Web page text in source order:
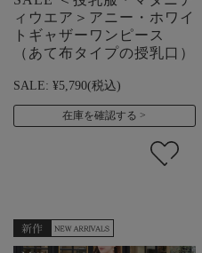
ィウエア＞アニー・ホワイ
トギャザーワンピース
（あて布タイプの授乳口）
SALE: ¥5,790(税込)
在庫を確認する